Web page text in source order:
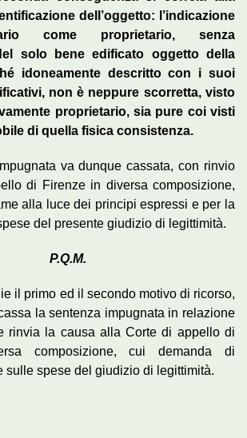
dell’oggetto: l’indicazione
come proprietario, senza
solo bene edificato oggetto della
idoneamente descritto con i suoi
non è neppure scorretta, visto
proprietario, sia pure coi visti
di quella fisica consistenza.
va dunque cassata, con rinvio
di Firenze in diversa composizione,
alla luce dei principi espressi e per la
del presente giudizio di legittimità.
P.Q.M.
il primo ed il secondo motivo di ricorso,
la sentenza impugnata in relazione
rinvia la causa alla Corte di appello di
composizione, cui demanda di
sulle spese del giudizio di legittimità.